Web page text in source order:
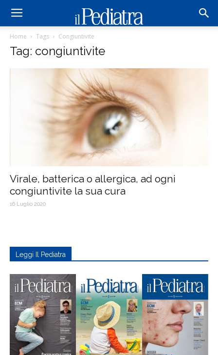
Home Tags Congiuntivite
Tag: congiuntivite
Virale, batterica o allergica, ad ogni
congiuntivite la sua cura
16 Luglio 2020
Leggi Il Pediatra